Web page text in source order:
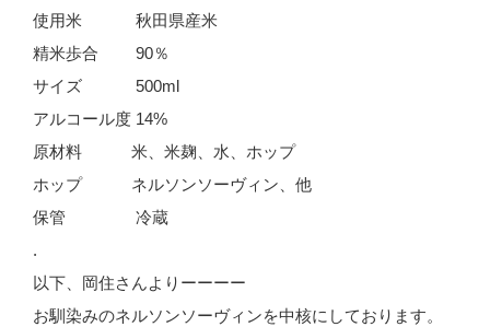
使用米 秋田県産米
精米歩合 90％
サイズ 500ml
アルコール度 14%
原材料 米、米麹、水、ホップ
ホップ ネルソンソーヴィン、他
保管 冷蔵
.
以下、岡住さんよりーーーー
お馴染みのネルソンソーヴィンを中核にしております。